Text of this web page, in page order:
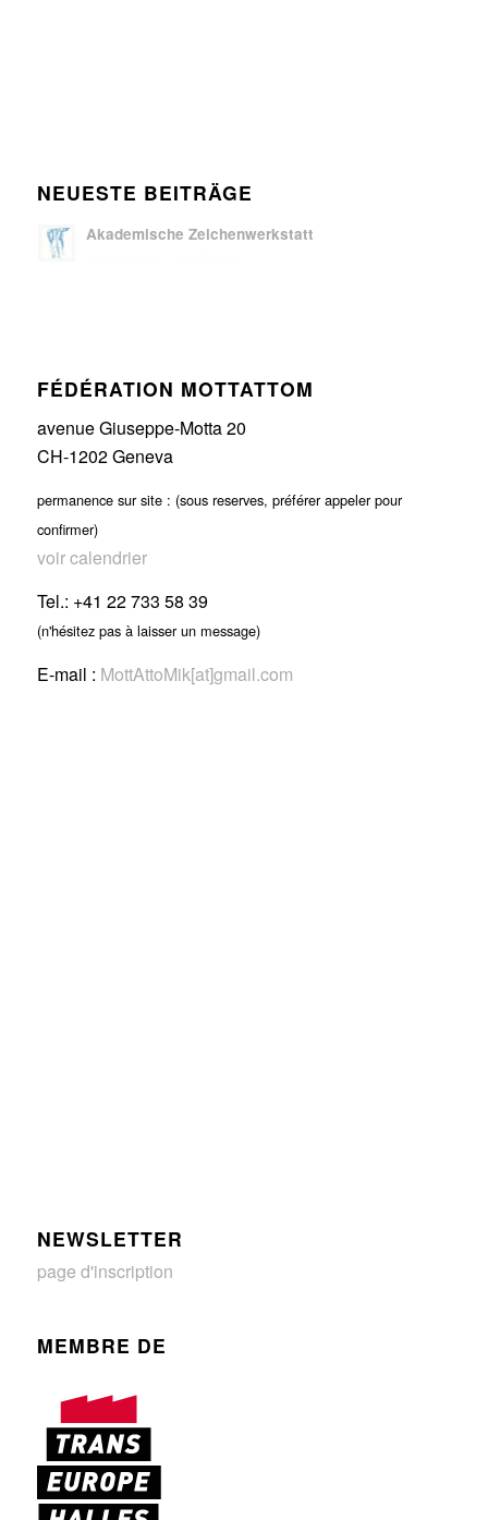
NEUESTE BEITRÄGE
Akademische Zeichenwerkstatt
FÉDÉRATION MOTTATTOM
avenue Giuseppe-Motta 20
CH-1202 Geneva
permanence sur site : (sous reserves, préférer appeler pour
confirmer)
voir calendrier
Tel.: +41 22 733 58 39
(n'hésitez pas à laisser un message)
E-mail : MottAttoMik[at]gmail.com
NEWSLETTER
page d'inscription
MEMBRE DE